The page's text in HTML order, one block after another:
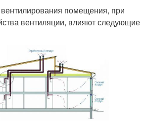
помещения, при
вентиляции, влияют следующие